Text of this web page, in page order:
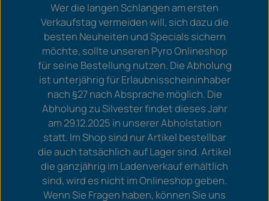
Wer die langen Schlangen am ersten
Verkaufstag vermeiden will, sich dazu die
besten Neuheiten und Specials sichern
möchte, sollte unseren Pyro Onlineshop
für seine Bestellung nutzen. Die Abholung
ist unterjährig für Erlaubnisscheininhaber
nach §27 nach Absprache möglich. Die
Abholung zu Silvester findet dieses Jahr
am 29.12.2025 in unserer Abholstation
statt. Im Shop sind nur Artikel bestellbar
die auch tatsächlich auf Lager sind. Artikel
die ganzjährig im Ladenverkauf erhältlich
sind, wird es nicht im Onlineshop geben.
Wenn Sie Fragen haben, können Sie uns